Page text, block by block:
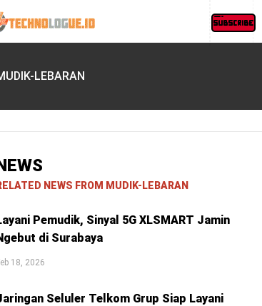
LEBARAN
NEWS FROM MUDIK-LEBARAN
Pemudik, Sinyal 5G XLSMART Jamin
di Surabaya
18, 2026
Seluler Telkom Grup Siap Layani